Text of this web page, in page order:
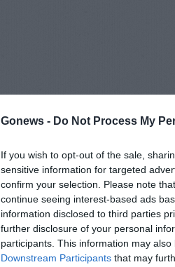
Gonews - Do Not Process My
If you wish to opt-out of the sale,
sensitive information for targeted
confirm your selection. Please note
continue seeing interest-based ads
information disclosed to third parties
further disclosure of your personal
participants. This information may
Downstream Participants that may